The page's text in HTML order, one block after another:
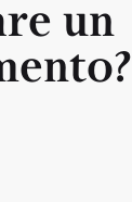
un